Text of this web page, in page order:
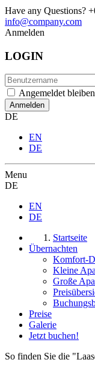
Have any Questions?
info@company.com
Anmelden
LOGIN
Angemeldet bleiben
DE
EN
DE
Menu
DE
EN
DE
Startseite
Übernachten
Komfort-
Kleine
Große
Preise
Galerie
Jetzt buchen!
So finden Sie die